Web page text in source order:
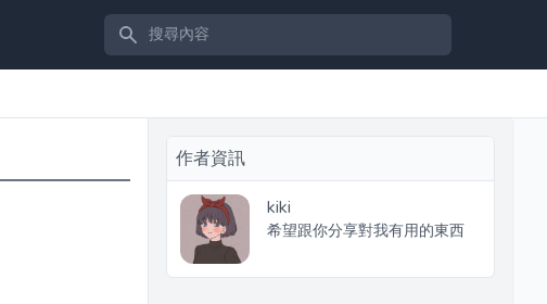
搜尋內容
作者資訊
kiki
希望跟你分享對我有用的東西